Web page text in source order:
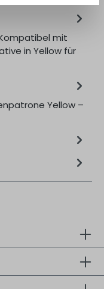
mit
in Yellow für
Yellow –